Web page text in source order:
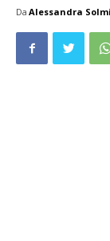
Da Alessandra Solmi